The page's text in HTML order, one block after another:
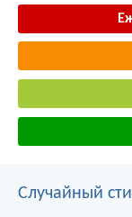
Случайный